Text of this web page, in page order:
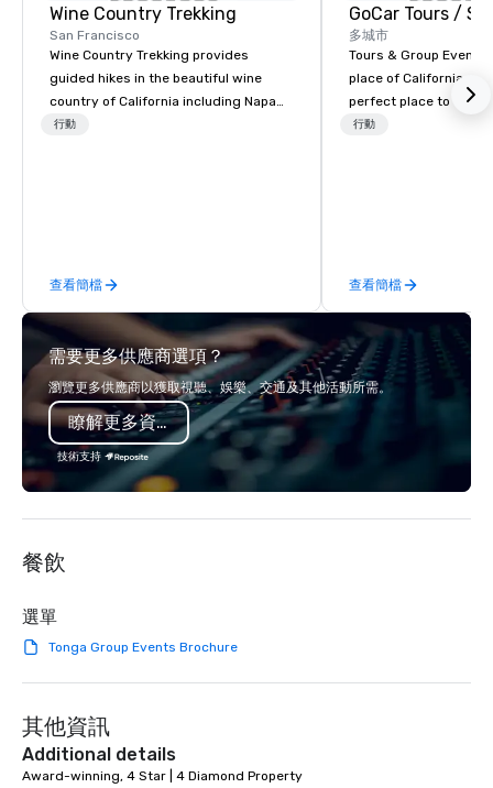
Wine Country Trekking
San Francisco
Wine Country Trekking provides
guided hikes in the beautiful wine
country of California including Napa
and Sonoma Valleys. These
day hikes we provide luxury self-
guided inn-to-in walking vacations
from the gateway City of San
Francisco to the California wine
country with a focus on superb hiking,
lodging, food and wine. We also have
a Monterey Bay Trek.
行動
查看簡檔
多城市
Tours & Group Events
place of California.
perfect place to visit
mix fun with history
greatly enhanced by
scoreboard, photo,
3D navigation,
challenges presented
mobile device. We can also
incorporate our
more information on
event to the water
行動
查看簡檔
需要更多供應商選項？
瀏覽更多供應商以獲取視聽、娛樂、交通及其他活動所需。
瞭解更多資訊
技術支持
餐飲
選單
Tonga Group Events Brochure
其他資訊
Additional details
Award-winning, 4 Star | 4 Diamond Property